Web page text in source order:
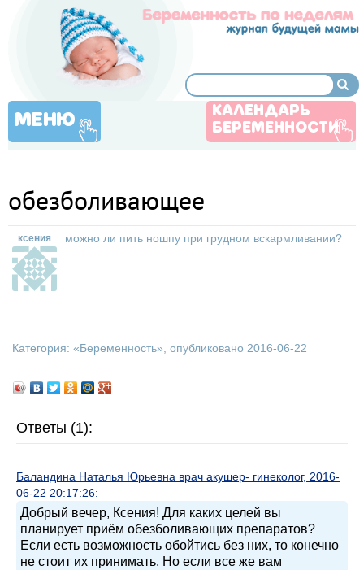
МЕНЮ
КАЛЕНДАРЬ
БЕРЕМЕННОСТИ
обезболивающее
ксения можно ли пить ношпу при грудном вскармливании?
Категория: «Беременность», опубликовано 2016-06-22
Ответы (1):
Баландина Наталья Юрьевна врач акушер- гинеколог, 2016-
06-22 20:17:26:
Добрый вечер, Ксения! Для каких целей вы
планирует приём обезболивающих препаратов?
Если есть возможность обойтись без них, то конечно
не стоит их принимать. Но если все же вам